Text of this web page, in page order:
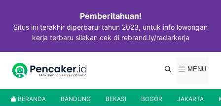
Pemberitahuan!
Situs ini terakhir diperbarui tahun 2023, untuk info lowongan
kerja terbaru silakan cek di rebrand.ly/radarkerja
MENU
BERANDA BANDUNG BEKASI BOGOR JAKARTA